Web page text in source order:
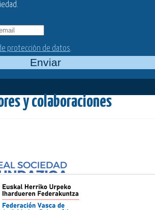
protección de datos.
Enviar
y colaboraciones